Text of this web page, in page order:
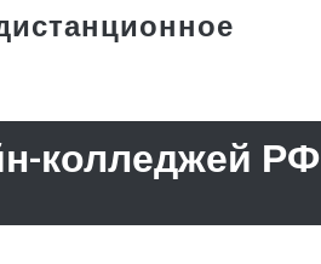
колледжей РФ